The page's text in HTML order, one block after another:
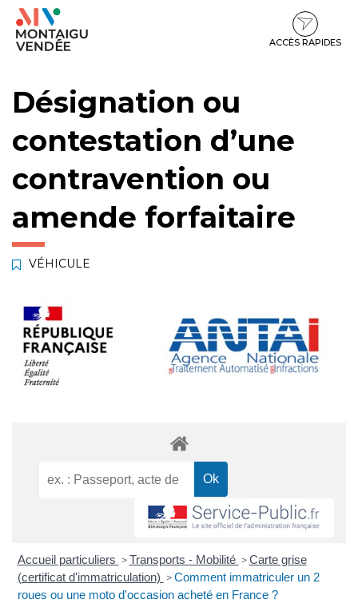
Gestion des traceurs
Aller
Aller
contenu
Aller
pied
ACCÈS RAPIDES
Désignation ou
contestation d’une
contravention ou
amende forfaitaire
VÉHICULE
Accueil particuliers > Transports - Mobilité > Carte grise
(certificat d'immatriculation) > Comment immatriculer un 2
roues ou une moto d'occasion acheté en France ?